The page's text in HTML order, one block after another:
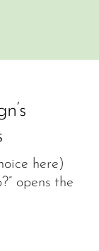
here)
opens the